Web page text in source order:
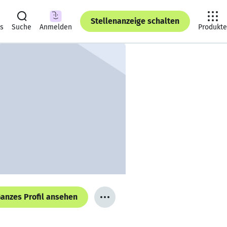
Suche Anmelden
Stellenanzeige schalten
Produkte
Profil ansehen